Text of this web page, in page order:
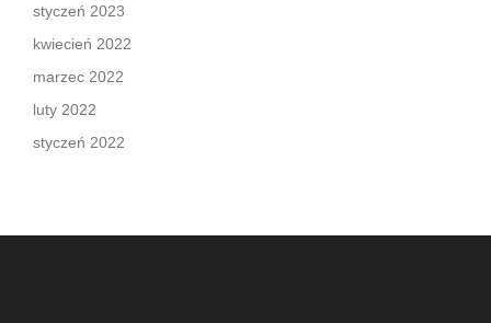
styczeń 2023
kwiecień 2022
marzec 2022
luty 2022
styczeń 2022